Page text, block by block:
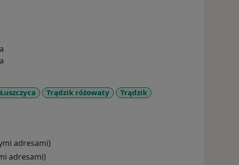
Łuszczyca Trądzik różowaty
Trądzik
adresami)
adresami)